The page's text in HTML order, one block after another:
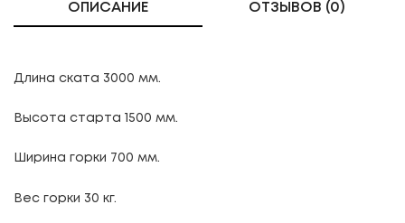
ОПИСАНИЕ ОТЗЫВОВ (0)
Длина ската 3000 мм.
Высота старта 1500 мм.
Ширина горки 700 мм.
Вес горки 30 кг.